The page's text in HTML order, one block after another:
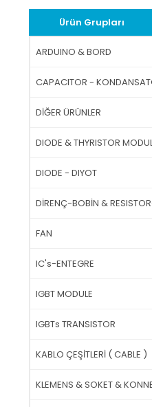
Ürün Grupları
ARDUINO & BORD
CAPACITOR -
DİĞER ÜRÜNLER
DIODE & THYRISTOR
DIODE - DIYOT
DİRENÇ-BOBİN &
FAN
IC's-ENTEGRE
IGBT MODULE
IGBTs TRANSISTOR
KABLO ÇEŞİTLERİ ( CABLE )
KLEMENS & SOKET &